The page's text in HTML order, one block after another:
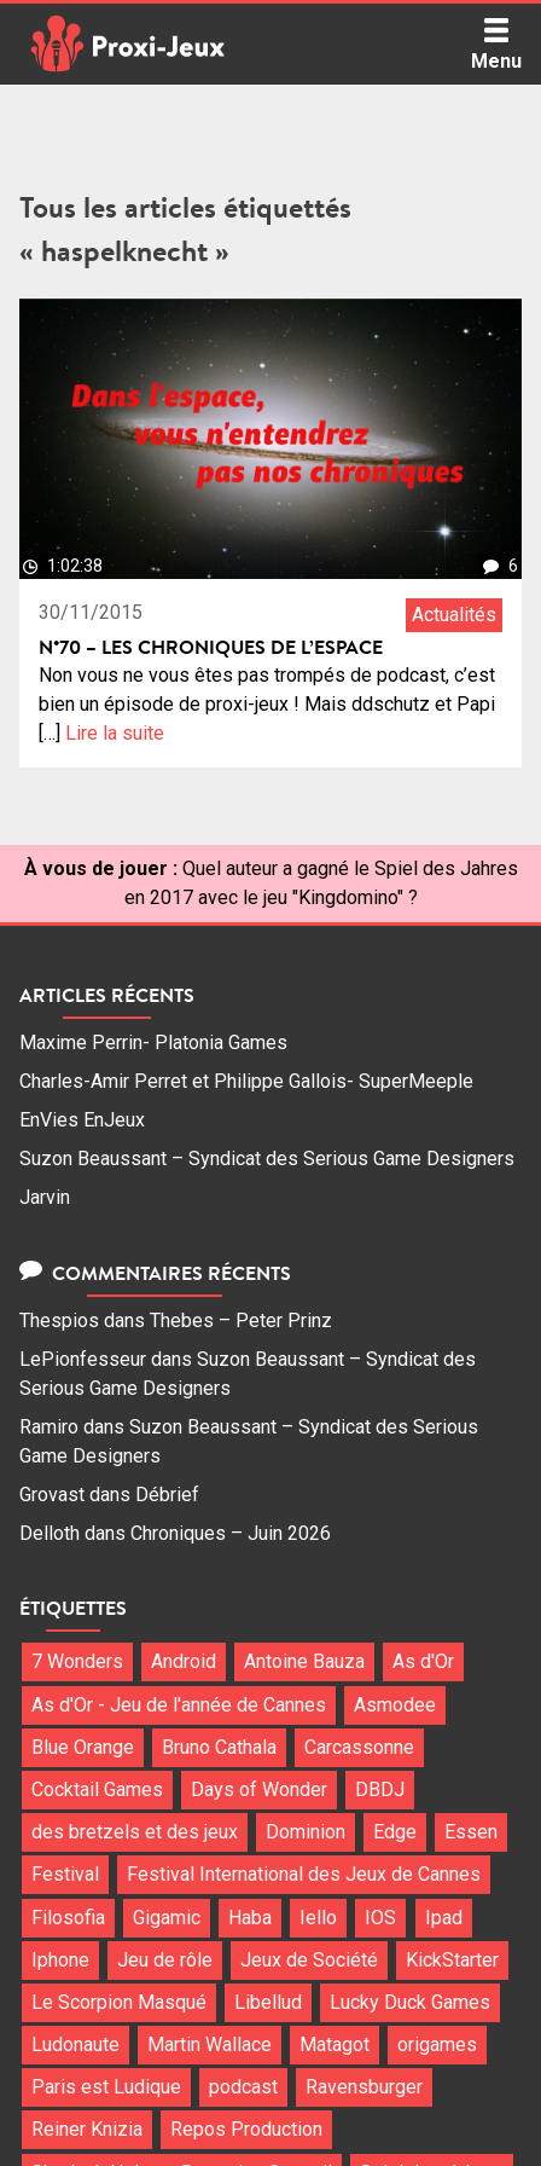
content
Menu
Tous les articles étiquettés
« haspelknecht »
1:02:38 6
30/11/2015 Actualités
N°70 – LES CHRONIQUES DE L’ESPACE
Non vous ne vous êtes pas trompés de podcast, c’est
bien un épisode de proxi-jeux ! Mais ddschutz et Papi
[…] Lire la suite
À vous de jouer : Quel auteur a gagné le Spiel des Jahres
en 2017 avec le jeu "Kingdomino" ?
ARTICLES RÉCENTS
Maxime Perrin- Platonia Games
Charles-Amir Perret et Philippe Gallois- SuperMeeple
EnVies EnJeux
Suzon Beaussant – Syndicat des Serious Game Designers
Jarvin
COMMENTAIRES RÉCENTS
Thespios dans Thebes – Peter Prinz
LePionfesseur dans Suzon Beaussant – Syndicat des
Serious Game Designers
Ramiro dans Suzon Beaussant – Syndicat des Serious
Game Designers
Grovast dans Débrief
Delloth dans Chroniques – Juin 2026
ÉTIQUETTES
7 Wonders Android Antoine Bauza
As d'Or
As d'Or - Jeu de l'année de Cannes
Asmodee
Blue Orange
Bruno Cathala
Carcassonne
Cocktail Games
Days of Wonder
DBDJ
des bretzels et des jeux
Dominion Edge
Essen
Festival
Festival International des Jeux de Cannes
Filosofia
Gigamic Haba Iello IOS
Ipad
Iphone
Jeu de rôle Jeux de Société
KickStarter
Le Scorpion Masqué
Libellud
Lucky Duck Games
Ludonaute
Martin Wallace Matagot
origames
Paris est Ludique
podcast
Ravensburger
Reiner Knizia
Repos Production